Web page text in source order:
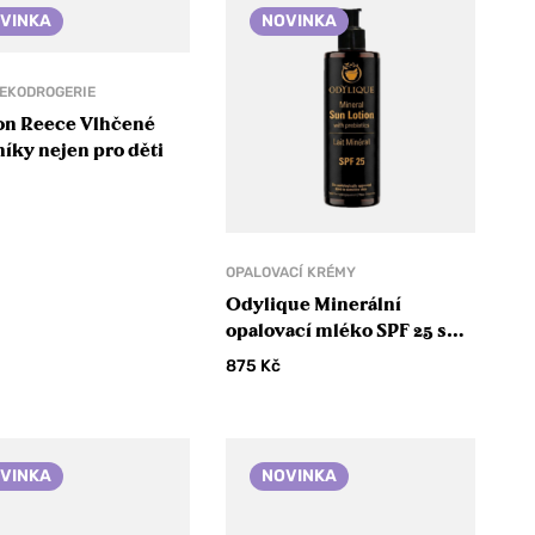
Reece Vlhčené
nejen pro děti
NOVINKA
OPALOVACÍ KRÉMY
Odylique Minerální
opalovací mléko SPF 25 s
prebiotiky pro citlivou
875 Kč
NOVINKA